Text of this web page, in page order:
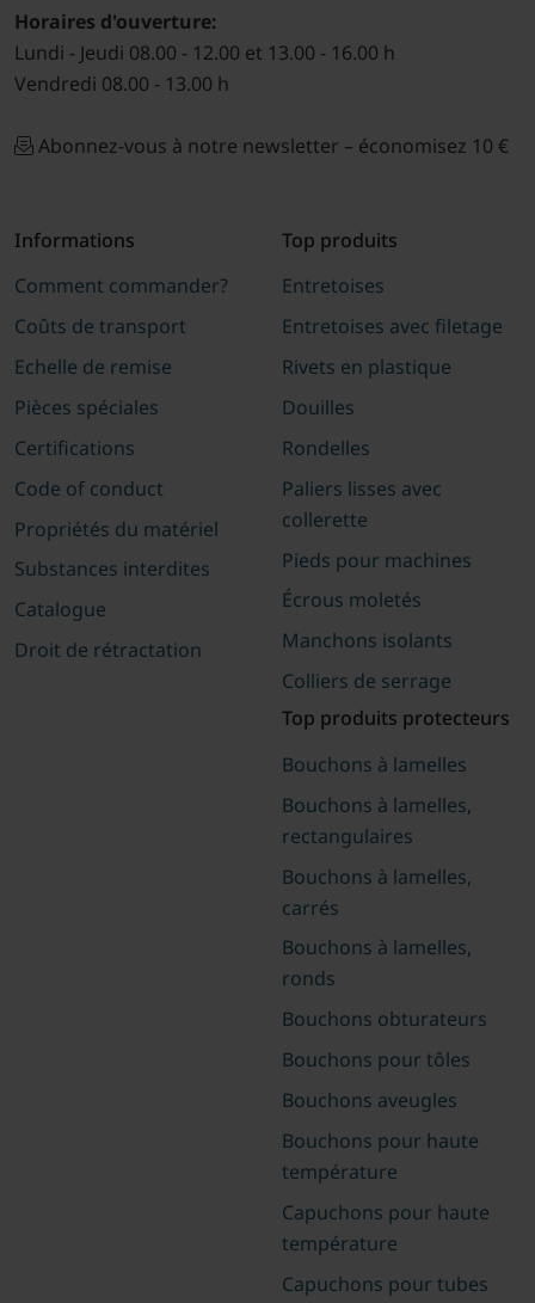
Horaires d'ouverture:
Lundi - Jeudi 08.00 - 12.00 et 13.00 - 16.00 h
Vendredi 08.00 - 13.00 h
Abonnez-vous à notre newsletter – économisez 10 €
Informations
Comment commander?
Coûts de transport
Echelle de remise
Pièces spéciales
Certifications
Code of conduct
Propriétés du matériel
Substances interdites
Catalogue
Droit de rétractation
Top produits
Entretoises
Entretoises avec filetage
Rivets en plastique
Douilles
Rondelles
Paliers lisses avec
collerette
Pieds pour machines
Écrous moletés
Manchons isolants
Colliers de serrage
Top produits protecteurs
Bouchons à lamelles
Bouchons à lamelles,
rectangulaires
Bouchons à lamelles,
carrés
Bouchons à lamelles,
ronds
Bouchons obturateurs
Bouchons pour tôles
Bouchons aveugles
Bouchons pour haute
température
Capuchons pour haute
température
Capuchons pour tubes